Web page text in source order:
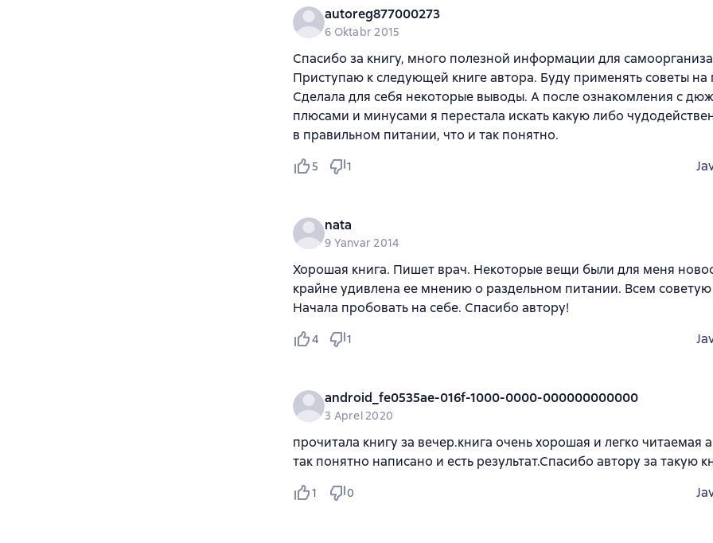
autoreg877000273
6 Oktabr 2015
Спасибо за книгу, много полезной информации для
Приступаю к следующей книге автора. Буду применять советы на
Сделала для себя некоторые выводы. А после ознакомления с
плюсами и минусами я перестала искать какую либо
в правильном питании, что и так понятно.
5 1
nata
9 Yanvar 2014
Хорошая книга. Пишет врач. Некоторые вещи были для меня
крайне удивлена ее мнению о раздельном питании. Всем
Начала пробовать на себе. Спасибо автору!
4 1
android_fe0535ae-016f-1000-0000-000000000000
3 Aprel 2020
прочитала книгу за вечер.книга очень хорошая и легко читаемая
так понятно написано и есть результат.Спасибо автору за такую
1 0